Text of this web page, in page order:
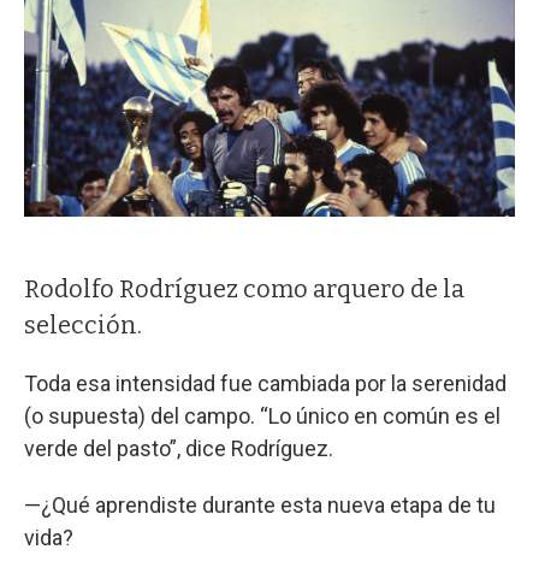
Rodolfo Rodríguez como arquero de la
selección.
Toda esa intensidad fue cambiada por la serenidad
(o supuesta) del campo. “Lo único en común es el
verde del pasto”, dice Rodríguez.
—¿Qué aprendiste durante esta nueva etapa de tu
vida?